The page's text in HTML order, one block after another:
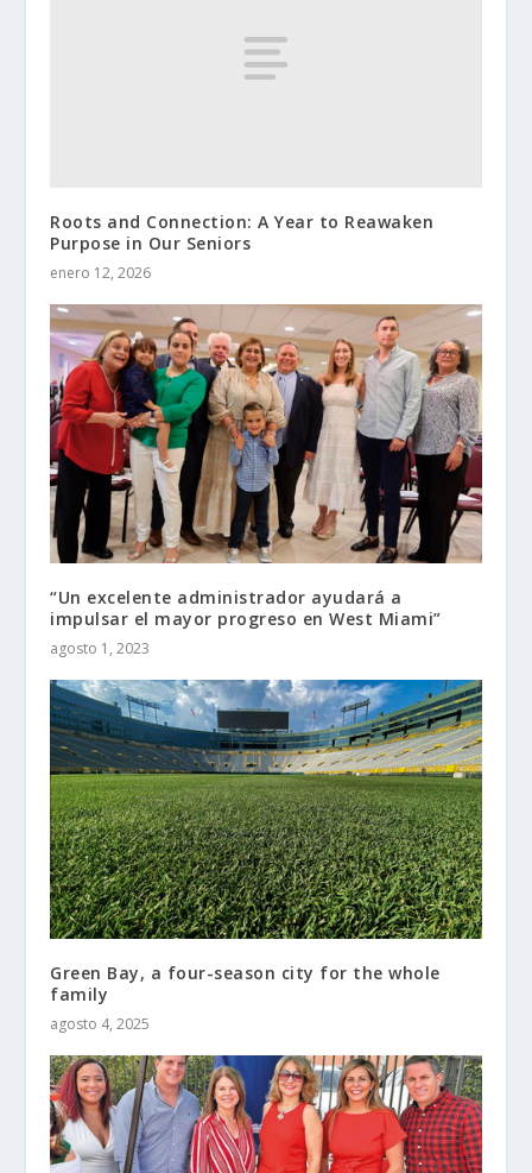
Roots and Connection: A Year to Reawaken
Purpose in Our Seniors
enero 12, 2026
“Un excelente administrador ayudará a
impulsar el mayor progreso en West Miami”
agosto 1, 2023
Green Bay, a four-season city for the whole
family
agosto 4, 2025